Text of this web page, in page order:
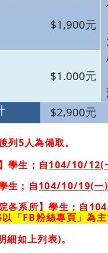
$1,900元
$1.000元
$2,900元
列5人為備取。
學生；自104/10/12(
生；自104/10/19(一)
各系所】學生；自
「FB粉絲專頁」為主
細如上列表)。